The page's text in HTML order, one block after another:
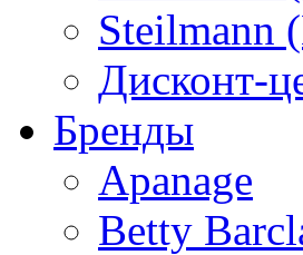
Дисконт-
Бренды
Apanage
Betty